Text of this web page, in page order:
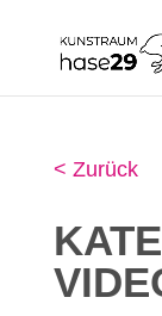
< Zurück